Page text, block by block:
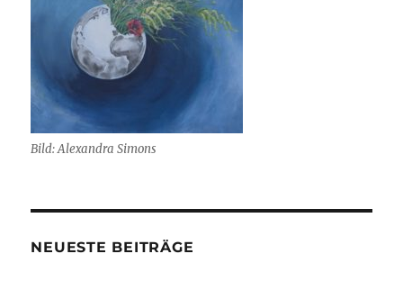
Bild: Alexandra Simons
NEUESTE BEITRÄGE